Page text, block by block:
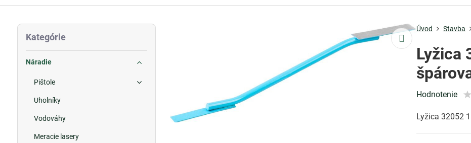
Úvod Stavba
Lyžica
Hodnotenie
Lyžica 32052
Kategórie
Náradie
Pištole
Uholníky
Vodováhy
Meracie lasery